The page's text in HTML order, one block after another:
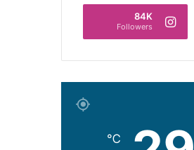
84K
Followers
℃